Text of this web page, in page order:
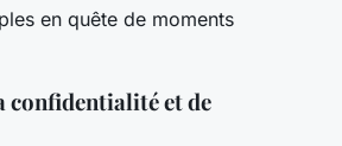
en quête de moments
confidentialité et de